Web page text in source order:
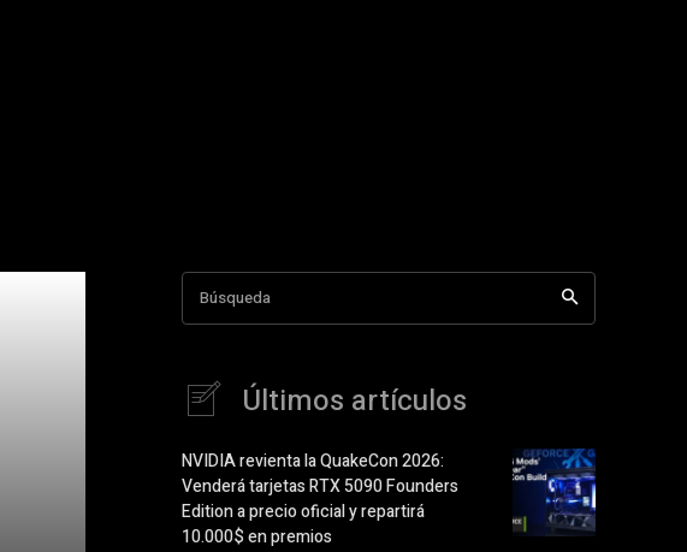
Búsqueda
Últimos artículos
NVIDIA revienta la QuakeCon 2026:
Venderá tarjetas RTX 5090 Founders
Edition a precio oficial y repartirá
10.000$ en premios